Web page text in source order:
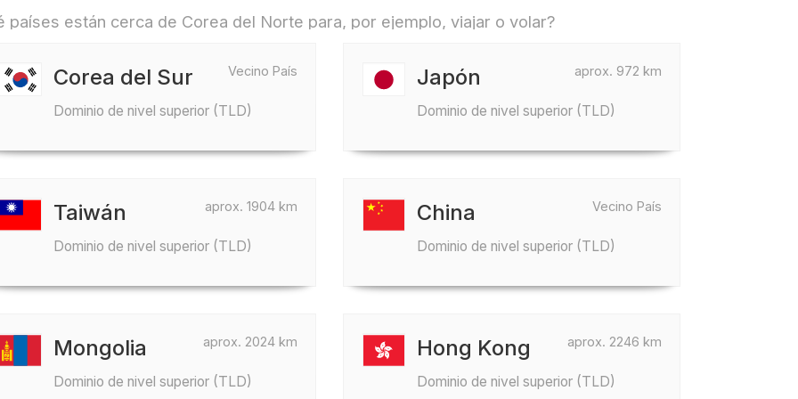
países están cerca de Corea del Norte para, por ejemplo, viajar o volar?
Vecino País
Corea del Sur
Dominio de nivel superior (TLD)
aprox. 972 km
Japón
Dominio de nivel superior (TLD)
aprox. 1904 km
Taiwán
Dominio de nivel superior (TLD)
Vecino País
China
Dominio de nivel superior (TLD)
aprox. 2024 km
Mongolia
Dominio de nivel superior (TLD)
aprox. 2246 km
Hong Kong
Dominio de nivel superior (TLD)